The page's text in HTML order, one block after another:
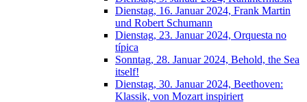
Dienstag, 16. Januar 2024, Frank Martin
und Robert Schumann
Dienstag, 23. Januar 2024, Orquesta no
típica
Sonntag, 28. Januar 2024, Behold, the Sea
itself!
Dienstag, 30. Januar 2024, Beethoven:
Klassik, von Mozart inspiriert